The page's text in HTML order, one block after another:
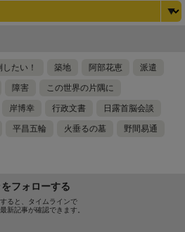
たい！ 築地 阿部花恵 派遣
障害 この世界の片隅に
岸博幸 行政文書 日露首脳会談
平昌五輪 火垂るの墓 野間易通
をフォローする
ると、タイムラインで
新記事が確認できます。